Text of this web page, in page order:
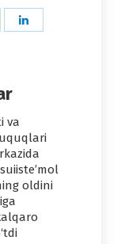
va
oldini